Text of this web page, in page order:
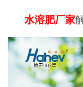
水溶肥厂家